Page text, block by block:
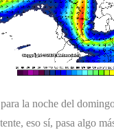
la noche del
eso sí, pasa algo